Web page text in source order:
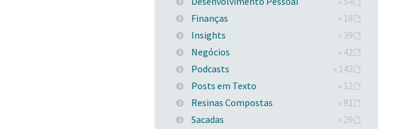
Finanças
» 18
Insights
» 39
Negócios
» 42
Podcasts
» 143
Posts em Texto
» 12
Resinas Compostas
» 91
Sacadas
» 29